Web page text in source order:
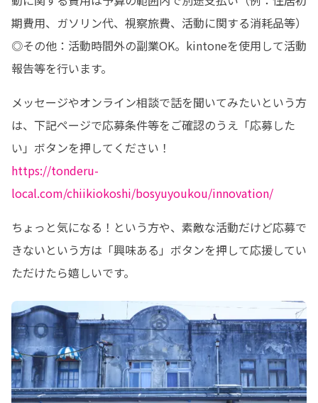
期費用、ガソリン代、視察旅費、活動に関する消耗品等）
◎その他：活動時間外の副業OK。kintoneを使用して活動
報告等を行います。
メッセージやオンライン相談で話を聞いてみたいという方
は、下記ページで応募条件等をご確認のうえ「応募した
https://tonderu-
local.com/chiikiokoshi/bosyuyoukou/innovation/
ちょっと気になる！という方や、素敵な活動だけど応募で
きないという方は「興味ある」ボタンを押して応援してい
ただけたら嬉しいです。